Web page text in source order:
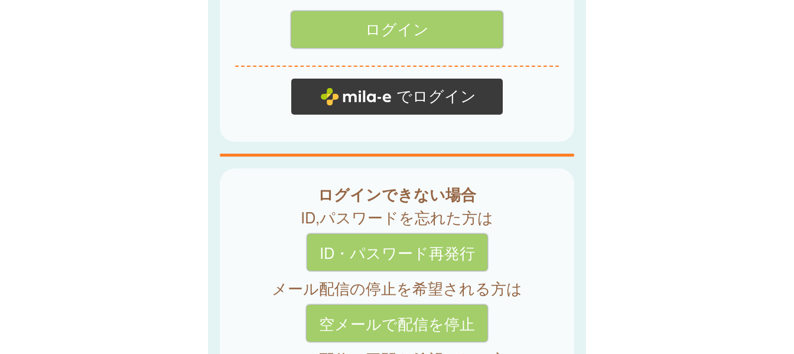
でログイン
ログインできない場合
ID,パスワードを忘れた方は
ID・パスワード再発行
メール配信の停止を希望される方は
空メールで配信を停止